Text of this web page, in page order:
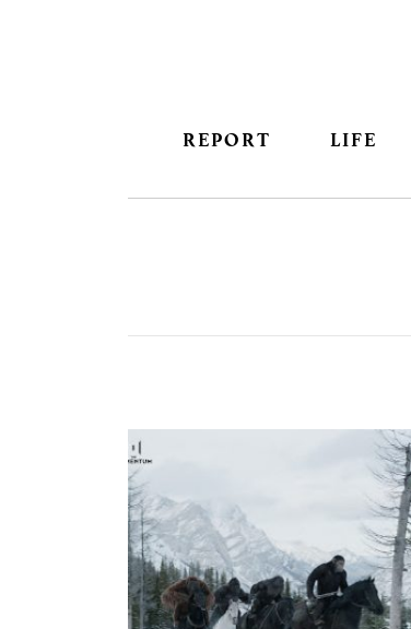
REPORT LIFE